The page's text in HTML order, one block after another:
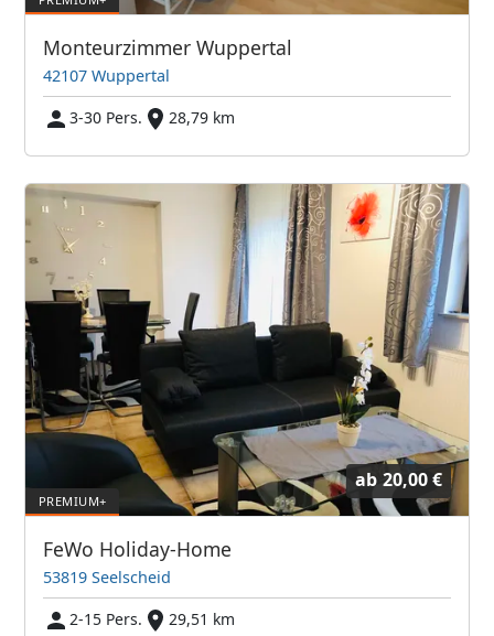
Monteurzimmer Wuppertal
42107 Wuppertal
3-30 Pers.
28,79 km
ab 20,00 €
FeWo Holiday-Home
53819 Seelscheid
2-15 Pers.
29,51 km